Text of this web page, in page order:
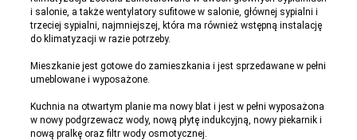
i salonie, a także wentylatory sufitowe w salonie, głównej sypialni i
trzeciej sypialni, najmniejszej, która ma również wstępną instalację
do klimatyzacji w razie potrzeby.
Mieszkanie jest gotowe do zamieszkania i jest sprzedawane w pełni
umeblowane i wyposażone.
Kuchnia na otwartym planie ma nowy blat i jest w pełni wyposażona
w nowy podgrzewacz wody, nową płytę indukcyjną, nowy piekarnik i
nową pralkę oraz filtr wody osmotycznej.